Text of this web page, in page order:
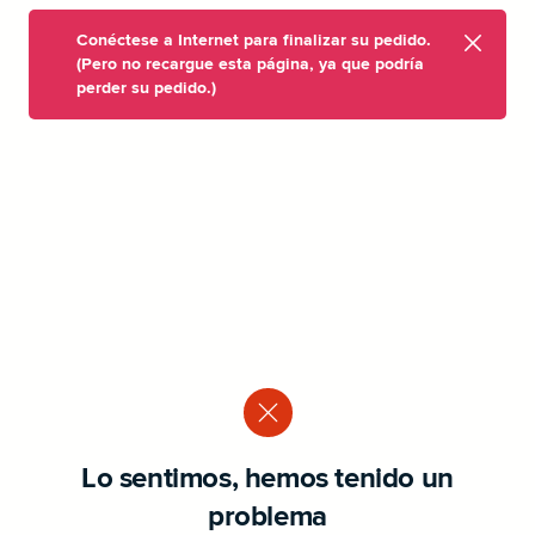
Conéctese a Internet para finalizar su pedido.
(Pero no recargue esta página, ya que podría
perder su pedido.)
Lo sentimos, hemos tenido un
problema